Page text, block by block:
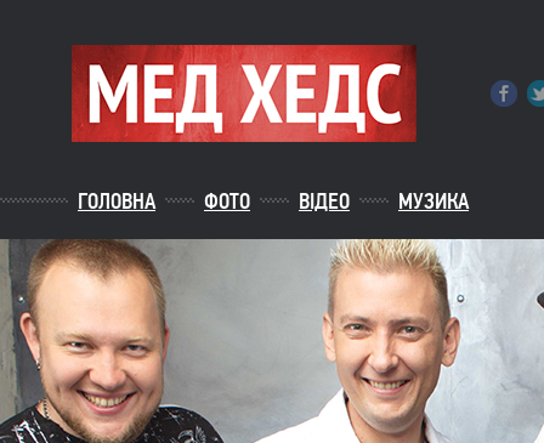
ГОЛОВНА ФОТО ВІДЕО МУЗИКА